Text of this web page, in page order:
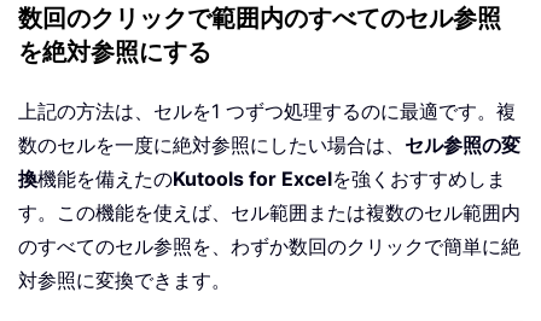
数回のクリックで範囲内のすべてのセル参照
を絶対参照にする
上記の方法は、セルを1 つずつ処理するのに最適です。複
数のセルを一度に絶対参照にしたい場合は、 セル参照の変
換機能を備えたのKutools for Excelを強くおすすめしま
す。この機能を使えば、セル範囲または複数のセル範囲内
のすべてのセル参照を、わずか数回のクリックで簡単に絶
対参照に変換できます。